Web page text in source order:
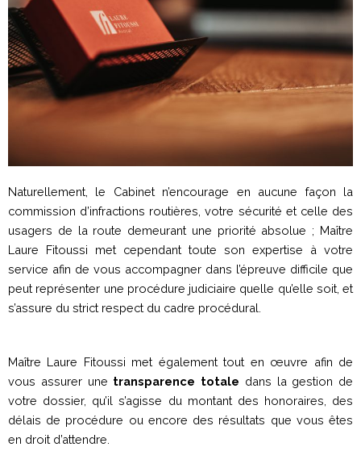
Naturellement, le Cabinet n’encourage en aucune façon la
commission d’infractions routières, votre sécurité et celle des
usagers de la route demeurant une priorité absolue ; Maître
Laure Fitoussi met cependant toute son expertise à votre
service afin de vous accompagner dans l’épreuve difficile que
peut représenter une procédure judiciaire quelle qu’elle soit, et
s’assure du strict respect du cadre procédural.
Maître Laure Fitoussi met également tout en œuvre afin de
vous assurer une transparence totale dans la gestion de
votre dossier, qu’il s’agisse du montant des honoraires, des
délais de procédure ou encore des résultats que vous êtes
en droit d’attendre.